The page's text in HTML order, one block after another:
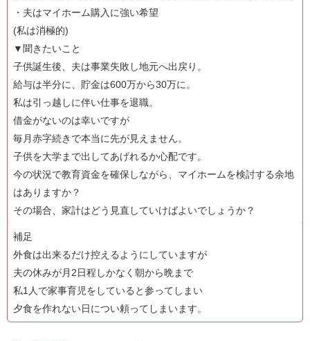
・夫はマイホーム購入に強い希望
(私は消極的)
▼聞きたいこと
子供誕生後、夫は事業失敗し地元へ出戻り。
給与は半分に、貯金は600万から30万に。
私は引っ越しに伴い仕事を退職。
借金がないのは幸いですが
毎月赤字続きで本当に先が見えません。
子供を大学まで出してあげれるか心配です。
今の状況で教育資金を確保しながら、マイホームを検討する余地
はありますか？
その場合、家計はどう見直していけばよいでしょうか？
補足
外食は出来るだけ控えるようにしていますが
夫の休みが月2日程しかなく朝から晩まで
私1人で家事育児をしていると参ってしまい
夕食を作れない日につい頼ってしまいます。